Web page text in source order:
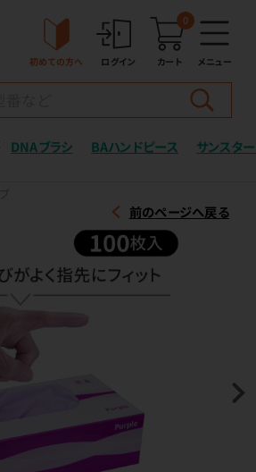
初めての方へ ログイン カート
0
メニュー
DNAブラシ BAハンドピース サンスター
前のページへ戻る